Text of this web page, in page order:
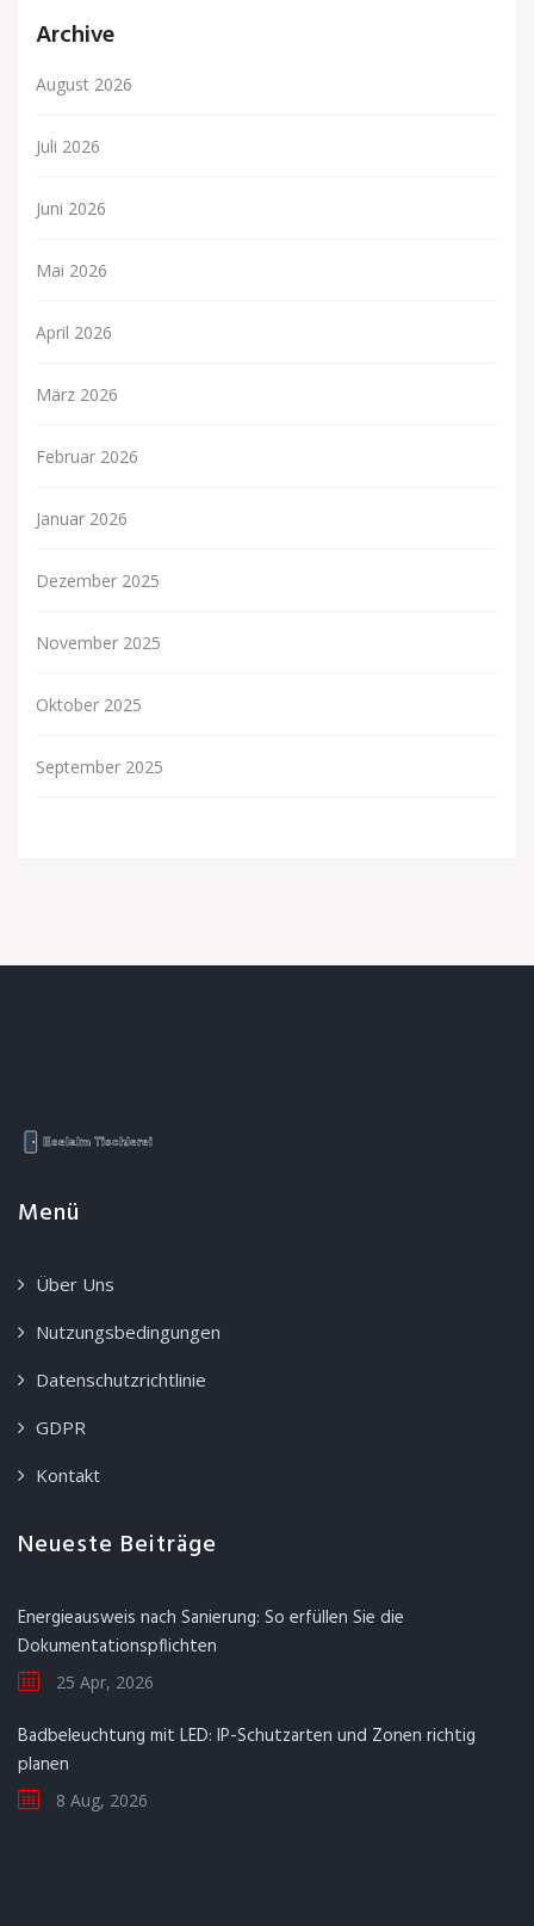
Archive
August 2026
Juli 2026
Juni 2026
Mai 2026
April 2026
März 2026
Februar 2026
Januar 2026
Dezember 2025
November 2025
Oktober 2025
September 2025
Menü
Über Uns
Nutzungsbedingungen
Datenschutzrichtlinie
GDPR
Kontakt
Neueste Beiträge
Energieausweis nach Sanierung: So erfüllen Sie die
Dokumentationspflichten
25 Apr, 2026
Badbeleuchtung mit LED: IP-Schutzarten und Zonen richtig
planen
8 Aug, 2026